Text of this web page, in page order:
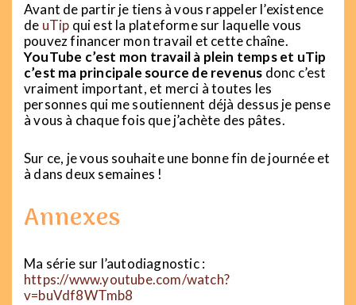
Avant de partir je tiens à vous rappeler l’existence
de uTip qui est la plateforme sur laquelle vous
pouvez financer mon travail et cette chaîne.
YouTube c’est mon travail à plein temps et uTip
c’est ma principale source de revenus donc c’est
vraiment important, et merci à toutes les
personnes qui me soutiennent déjà dessus je pense
à vous à chaque fois que j’achète des pâtes.
Sur ce, je vous souhaite une bonne fin de journée et
à dans deux semaines !
Annexes
Ma série sur l’autodiagnostic :
https://www.youtube.com/watch?
v=buVdf8WTmb8